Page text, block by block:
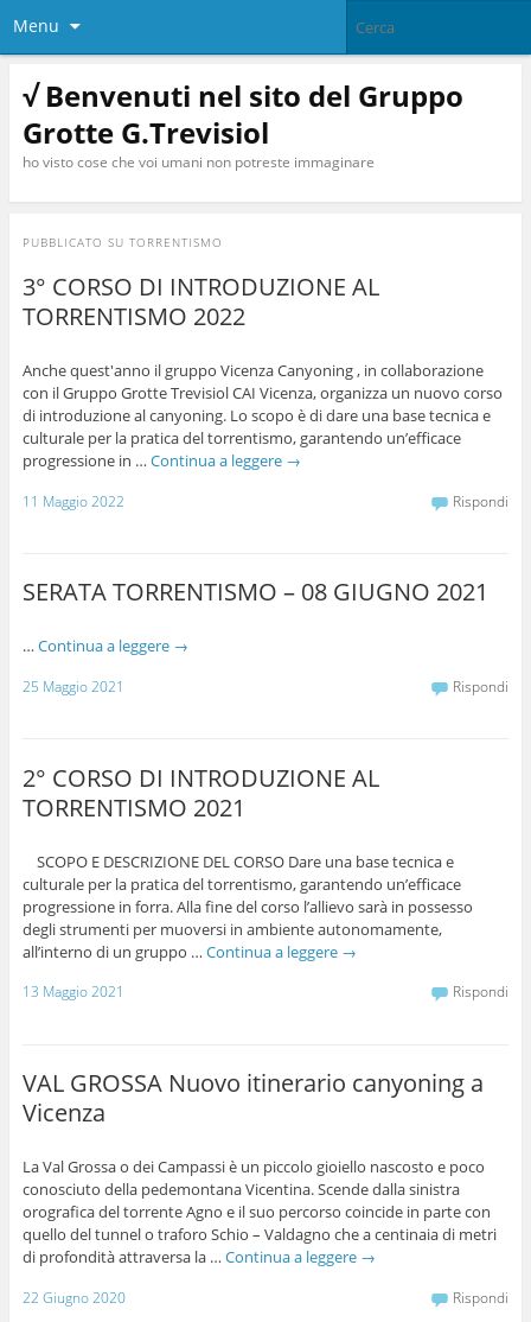
Menu
√ Benvenuti nel sito del Gruppo
Grotte G.Trevisiol
ho visto cose che voi umani non potreste immaginare
PUBBLICATO SU TORRENTISMO
3° CORSO DI INTRODUZIONE AL
TORRENTISMO 2022
Anche quest'anno il gruppo Vicenza Canyoning , in collaborazione
con il Gruppo Grotte Trevisiol CAI Vicenza, organizza un nuovo corso
di introduzione al canyoning. Lo scopo è di dare una base tecnica e
culturale per la pratica del torrentismo, garantendo un’efficace
progressione in … Continua a leggere →
11 Maggio 2022 Rispondi
SERATA TORRENTISMO – 08 GIUGNO 2021
… Continua a leggere →
25 Maggio 2021 Rispondi
2° CORSO DI INTRODUZIONE AL
TORRENTISMO 2021
SCOPO E DESCRIZIONE DEL CORSO Dare una base tecnica e
culturale per la pratica del torrentismo, garantendo un’efficace
progressione in forra. Alla fine del corso l’allievo sarà in possesso
degli strumenti per muoversi in ambiente autonomamente,
all’interno di un gruppo … Continua a leggere →
13 Maggio 2021 Rispondi
VAL GROSSA Nuovo itinerario canyoning a
Vicenza
La Val Grossa o dei Campassi è un piccolo gioiello nascosto e poco
conosciuto della pedemontana Vicentina. Scende dalla sinistra
orografica del torrente Agno e il suo percorso coincide in parte con
quello del tunnel o traforo Schio – Valdagno che a centinaia di metri
di profondità attraversa la … Continua a leggere →
22 Giugno 2020 Rispondi